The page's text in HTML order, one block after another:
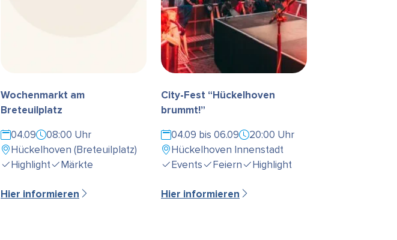
Wochenmarkt am
Breteuilplatz
04.09
08:00 Uhr
Hückelhoven (Breteuilplatz)
Highlight
Märkte
Hier informieren
City-Fest “Hückelhoven
brummt!”
04.09 bis 06.09
20:00 Uhr
Hückelhoven Innenstadt
Events
Feiern Highlight
Hier informieren